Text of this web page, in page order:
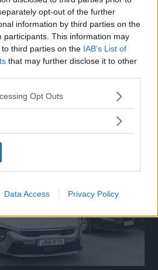
opt-out of the further
information by third parties on the
participants. This information may
third parties on the IAB’s List of
that may further disclose it to other
app uses one or more Google
usage behaviour. You may click to
specified purposes in below Google
Opt Outs
Data Access Privacy Policy
utom på en punkt. I stan.
(7) Bromsa (10)
kört